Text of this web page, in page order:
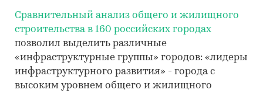
Сравнительный анализ общего и жилищного
строительства в 160 российских городах
позволил выделить различные
«инфраструктурные группы» городов: «лидеры
инфраструктурного развития» - города с
высоким уровнем общего и жилищного